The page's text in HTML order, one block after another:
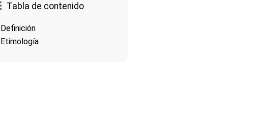
Tabla de contenido
Definición
Etimología